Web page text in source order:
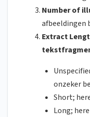
Number of
afbeeldingen
Extract
onzeker
Short;
Long; here